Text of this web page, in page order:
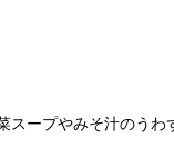
スープやみそ汁のうわ